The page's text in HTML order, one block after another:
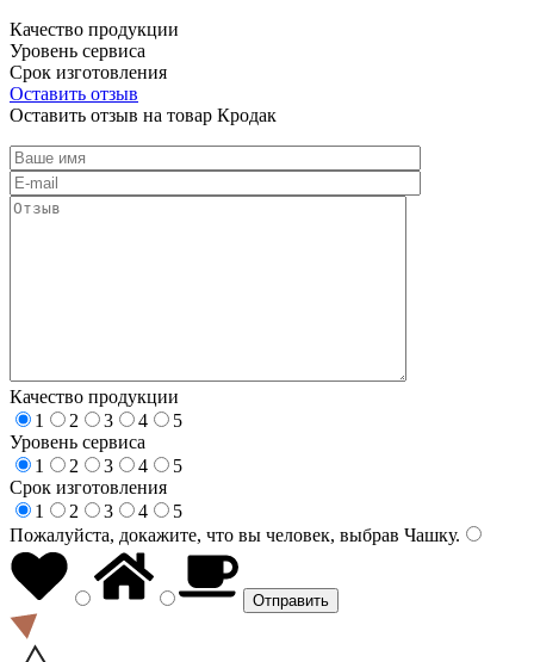
Качество продукции
Уровень сервиса
Срок изготовления
Оставить отзыв
Оставить отзыв на товар Кродак
Качество продукции
1
2 3 4
5
Уровень сервиса
1
2 3 4
5
Срок изготовления
1
2 3 4
5
Пожалуйста, докажите, что вы человек, выбрав Чашку.